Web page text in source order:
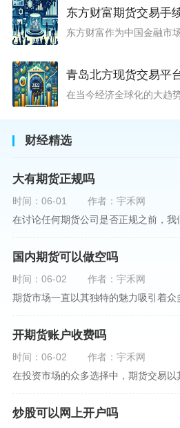
东方财富期货交易手
青岛北方现货交易平
财经精选
大有期货正规吗
时间：06-01
作者：宇禾网
国内期货可以做空吗
时间：06-02
作者：宇禾网
开期货账户收费吗
时间：06-02
作者：宇禾网
炒股可以网上开户吗